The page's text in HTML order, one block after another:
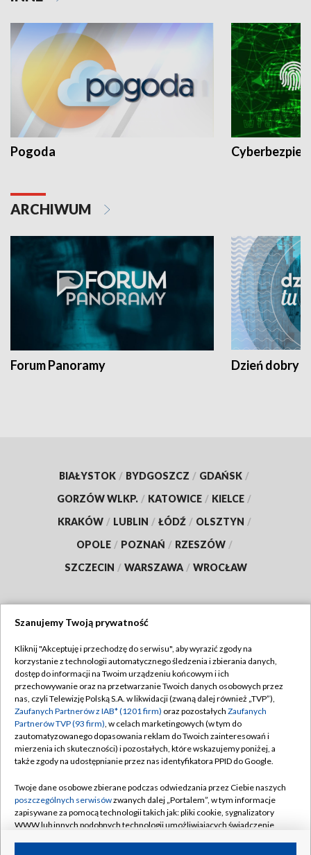
Pogoda
ARCHIWUM
Forum Panoramy Dzień dobry
BIAŁYSTOK / BYDGOSZCZ / GDAŃSK /
GORZÓW WLKP. / KATOWICE / KIELCE /
KRAKÓW / LUBLIN / ŁÓDŹ / OLSZTYN /
OPOLE / POZNAŃ / RZESZÓW /
SZCZECIN / WARSZAWA / WROCŁAW
TVP
Abonament TVP
Emisja w TVP
Centrum informacji TVP
Naziemna Telewizja Cyfrowa
Rada Programowa
System NOS
Informacje o nadawcy
Regulamin TVP
Polityka prywatności
Moje zgody
Pomoc
Kontakt
Kanały
Szanujemy Twoją prywatność
Kliknij "Akceptuję i przechodzę do serwisu", aby wyrazić zgody na
korzystanie z technologii automatycznego śledzenia i zbierania danych,
dostęp do informacji na Twoim urządzeniu końcowym i ich
przechowywanie oraz na przetwarzanie Twoich danych osobowych przez
nas, czyli Telewizję Polską S.A. w likwidacji (zwaną dalej również „TVP”),
Zaufanych Partnerów z IAB* (1201 firm) oraz pozostałych Zaufanych
Partnerów TVP (93 firm), w celach marketingowych (w tym do
zautomatyzowanego dopasowania reklam do Twoich zainteresowań i
mierzenia ich skuteczności) i pozostałych, które wskazujemy poniżej, a
także zgody na udostępnianie przez nas identyfikatora PPID do Google.
Twoje dane osobowe zbierane podczas odwiedzania przez Ciebie naszych
poszczególnych serwisówzwanych dalej „Portalem”, w tym informacje
zapisywane za pomocą technologii takich jak: pliki cookie, sygnalizatory
WWW lub innych podobnych technologii umożliwiających świadczenie